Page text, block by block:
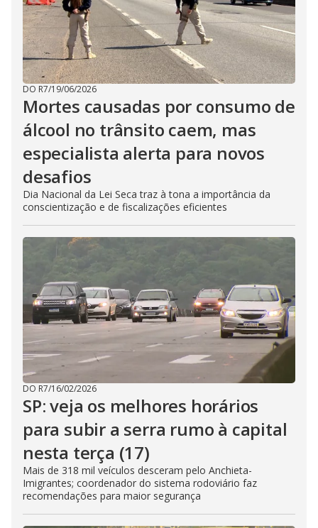
DO R7/19/06/2026
Mortes causadas por consumo de
álcool no trânsito caem, mas
especialista alerta para novos
desafios
Dia Nacional da Lei Seca traz à tona a importância da
conscientização e de fiscalizações eficientes
DO R7/16/02/2026
SP: veja os melhores horários
para subir a serra rumo à capital
nesta terça (17)
Mais de 318 mil veículos desceram pelo Anchieta-
Imigrantes; coordenador do sistema rodoviário faz
recomendações para maior segurança